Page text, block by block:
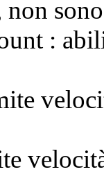
: